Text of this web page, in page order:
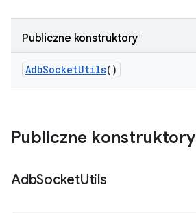
Publiczne konstruktory
AdbSocketUtils()
Publiczne konstruktory
AdbSocketUtils